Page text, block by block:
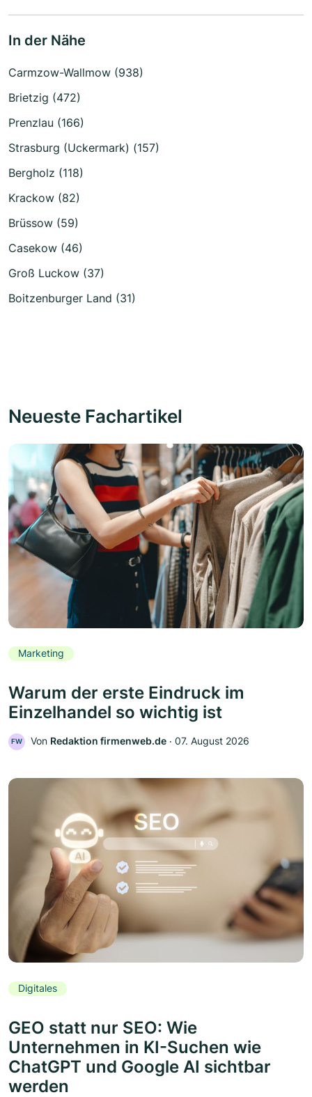
In der Nähe
Carmzow-Wallmow (938)
Brietzig (472)
Prenzlau (166)
Strasburg (Uckermark) (157)
Bergholz (118)
Krackow (82)
Brüssow (59)
Casekow (46)
Groß Luckow (37)
Boitzenburger Land (31)
Neueste Fachartikel
Marketing
Warum der erste Eindruck im
Einzelhandel so wichtig ist
FW Von Redaktion firmenweb.de ‧ 07. August 2026
Digitales
GEO statt nur SEO: Wie
Unternehmen in KI-Suchen wie
ChatGPT und Google AI sichtbar
werden